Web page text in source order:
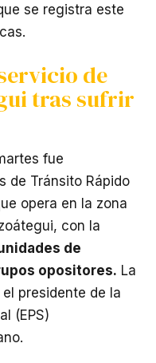
se registra este
de
tras sufrir
fue
de Tránsito Rápido
opera en la zona
con la
de
opositores. La
presidente de la
(EPS)